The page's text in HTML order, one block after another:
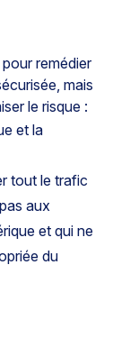
remédier
mais
le risque :
et la
tout le trafic
aux
et qui ne
du